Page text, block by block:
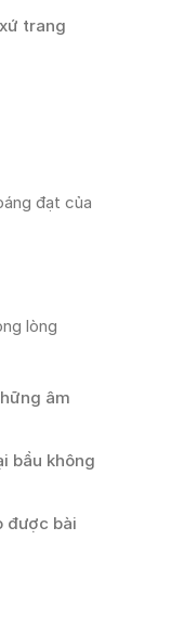
trang
đạt của
lòng
âm
bầu không
được bài